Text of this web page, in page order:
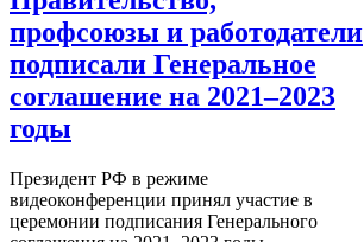
профсоюзы и работодатели
подписали Генеральное
соглашение на 2021–2023
годы
Президент РФ в режиме
видеоконференции принял участие в
церемонии подписания Генерального